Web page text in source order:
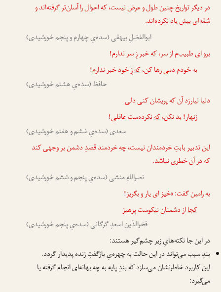
در دیگر تواریخ چنین طول و عرض نیست،کهاحوال را آسان‌تر گرفته‌اند و
شمّه‌ای بیش یاد نکرده‌اند.
ابوالفضلِ بیهقی (سده‌یِ چهارم و پنجم خورشیدی)
برو ای طبیب‌م از سر،کهخبر زِ سر ندارم!
به خودم دمی رها کن،کهزِ خود خبر ندارم!
حافظ (سده‌یِ هشتم خورشیدی)
دنیا نیارزد آن که پریشان کنی دلی
زنهار! بد نکن،کهنکرده‌ست عاقلی!
سعدی (سده‌یِ ششم و هفتم خورشیدی)
این تدبیر بابتِ خردمندان نیست،چهخردمند قصدِ دشمن بر وجهی کند
که در آن خطری نباشد.
نصراللهِ منشی (سده‌یِ پنجم و ششم خورشیدی)
به رامین گفت: «خیز ای یار و بگریز!
کجااز دشمنان نیکوست پرهیز
فخرالدّین اسعدِ گرگانی (سده‌یِ پنجم خورشیدی)
در این جا نکته‌هایِ زیر چشم‌گیر هستند:
بندِ سبب می‌تواند در این حالت به چهره‌یِ بازگفتِ زنده پدیدار گردد.
این کاربرد خاطرنشان می‌سازد که بندِ پایه به چه بهانه‌ای انجام گرفته یا
می‌گیرد: